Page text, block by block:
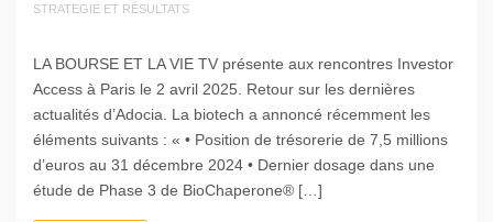
STRATEGIE ET RÉSULTATS
LA BOURSE ET LA VIE TV présente aux rencontres Investor
Access à Paris le 2 avril 2025. Retour sur les dernières
actualités d’Adocia. La biotech a annoncé récemment les
éléments suivants : « • Position de trésorerie de 7,5 millions
d’euros au 31 décembre 2024 • Dernier dosage dans une
étude de Phase 3 de BioChaperone® […]